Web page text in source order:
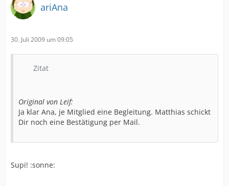
ariAna
30. Juli 2009 um 09:05
Zitat
Original von Leif:
Ja klar Ana, je Mitglied eine Begleitung. Matthias schickt
Dir noch eine Bestätigung per Mail.
Supi! :sonne: